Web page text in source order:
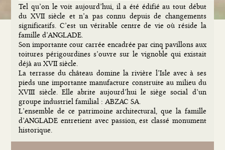
Tel qu’on le voit aujourd’hui, il a été édifié au tout début
du XVII siècle et n’a pas connu depuis de changements
significatifs. C’est un véritable centre de vie où réside la
famille d’ANGLADE.
Son importante cour carrée encadrée par cinq pavillons aux
toitures périgourdines s’ouvre sur le vignoble qui existait
déjà au XVII siècle.
La terrasse du château domine la rivière l’Isle avec à ses
pieds une importante manufacture construite au milieu du
XVIII siècle. Elle abrite aujourd’hui le siège social d’un
groupe industriel familial : ABZAC SA.
L’ensemble de ce patrimoine architectural, que la famille
d’ANGLADE entretient avec passion, est classé monument
historique.